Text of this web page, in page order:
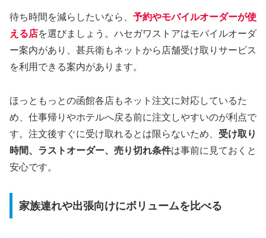
待ち時間を減らしたいなら、 予約やモバイルオーダーが使
える店を選びましょう。ハセガワストアはモバイルオーダ
ー案内があり、甚兵衛もネットから店舗受け取りサービス
を利用できる案内があります。
ほっともっとの函館各店もネット注文に対応しているた
め、仕事帰りやホテルへ戻る前に注文しやすいのが利点で
す。注文後すぐに受け取れるとは限らないため、 受け取り
時間、ラストオーダー、売り切れ条件は事前に見ておくと
安心です。
家族連れや出張向けにボリュームを比べる